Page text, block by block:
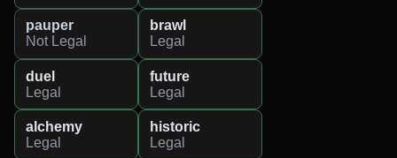
pauper
Not Legal
brawl
Legal
duel
Legal
future
Legal
alchemy
Legal
historic
Legal